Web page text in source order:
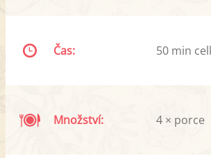
Čas: 50 min
Množství: 4 × porce